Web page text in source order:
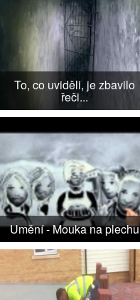
To, co uviděli, je zbavilo
řeči...
Umění - Mouka na plechu